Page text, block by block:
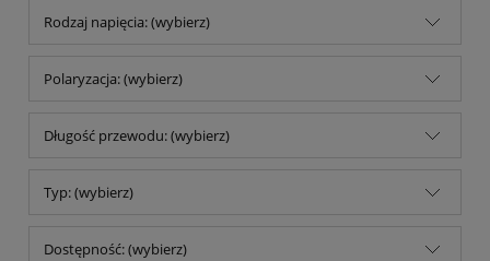
Rodzaj napięcia: (wybierz)
Polaryzacja: (wybierz)
Długość przewodu: (wybierz)
Typ: (wybierz)
Dostępność: (wybierz)